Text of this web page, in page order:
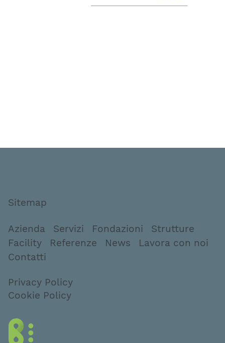
Sitemap
Azienda Servizi Fondazioni
Strutture
Facility
Referenze News
Lavora con noi
Contatti
Privacy Policy
Cookie Policy